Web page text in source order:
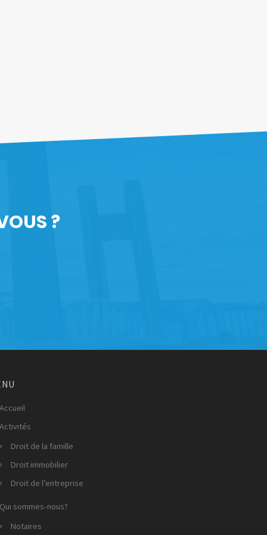
?
Accueil
Activités
Droit de la famille
Droit immobilier
Droit de l’entreprise
Qui sommes-nous?
Notaires